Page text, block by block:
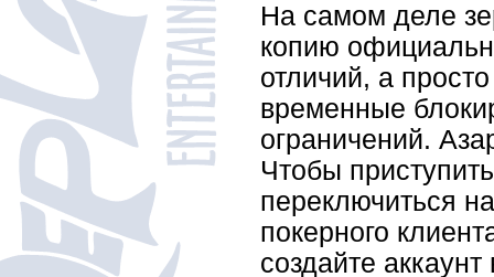
На самом деле
копию
отличий, а
временные
ограничений.
Чтобы
переключиться
покерного
создайте